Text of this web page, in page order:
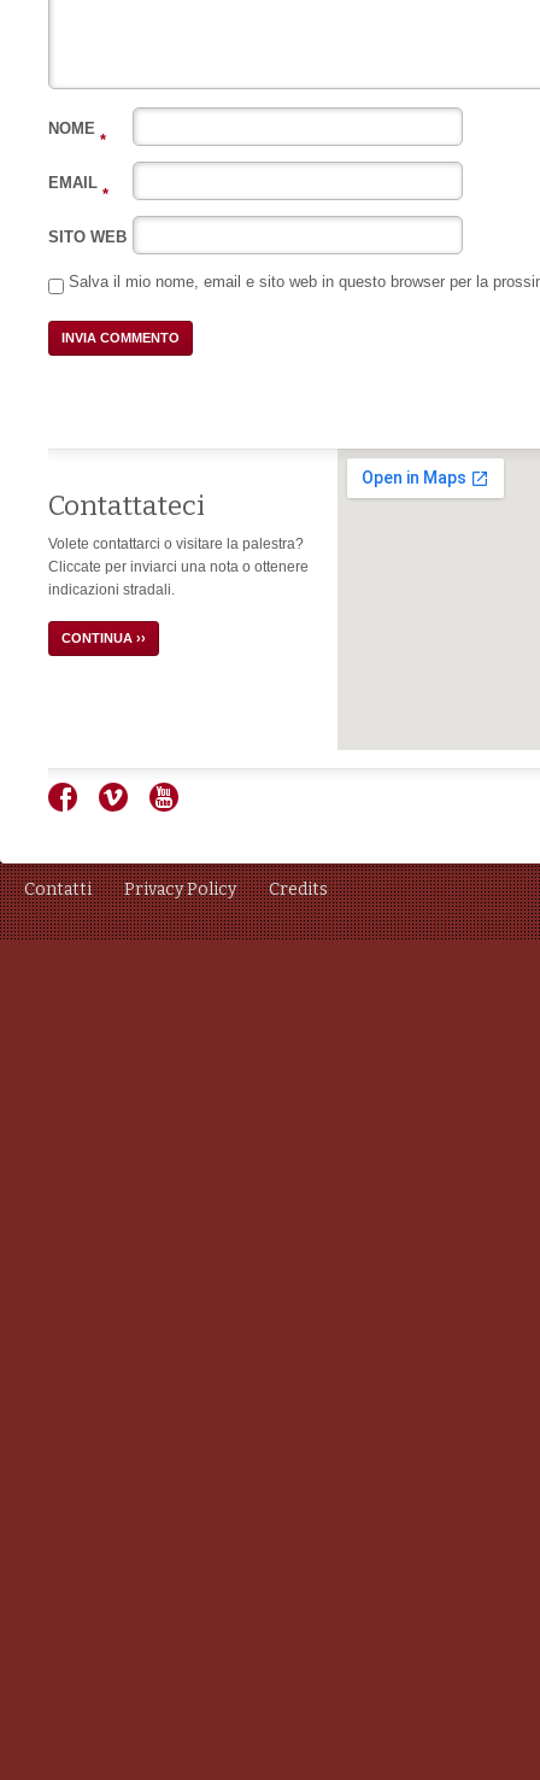
NOME
*
EMAIL
*
SITO WEB
Salva il mio nome, email e sito web in questo browser per la
Contattateci
Volete contattarci o visitare la palestra?
Cliccate per inviarci una nota o ottenere
indicazioni stradali.
CONTINUA ››
Contatti Privacy Policy Credits